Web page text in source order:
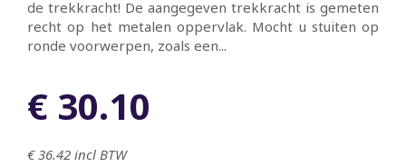
de trekkracht! De aangegeven trekkracht is gemeten
recht op het metalen oppervlak. Mocht u stuiten op
ronde voorwerpen, zoals een...
€ 30.10
€ 36.42 incl BTW